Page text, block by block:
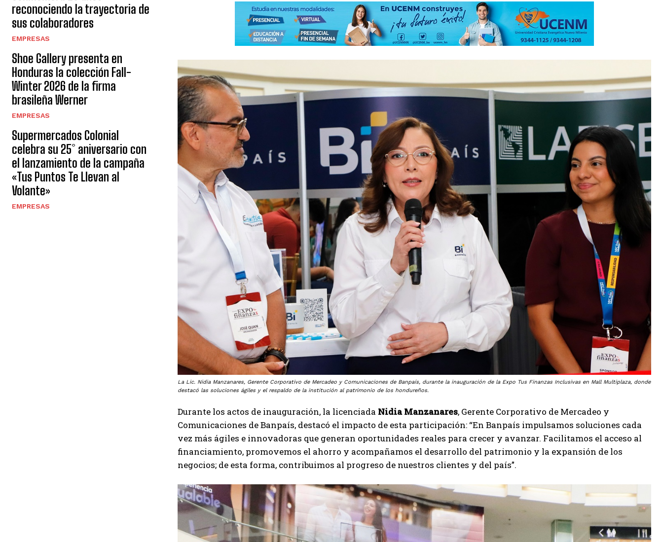
reconociendo la trayectoria de
sus colaboradores
EMPRESAS
Shoe Gallery presenta en
Honduras la colección Fall-
Winter 2026 de la firma
brasileña Werner
EMPRESAS
Supermercados Colonial
celebra su 25° aniversario con
el lanzamiento de la campaña
«Tus Puntos Te Llevan al
Volante»
EMPRESAS
La Lic. Nidia Manzanares, Gerente Corporativo de Mercadeo y Comunicaciones de Banpaís, durante la inauguración de la Expo Tus Finanzas Inclusivas en Mall Multiplaza, donde
destacó las soluciones ágiles y el respaldo de la institución al patrimonio de los hondureños.
Durante los actos de inauguración, la licenciada Nidia Manzanares, Gerente Corporativo de Mercadeo y
Comunicaciones de Banpaís, destacó el impacto de esta participación: “En Banpaís impulsamos soluciones cada
vez más ágiles e innovadoras que generan oportunidades reales para crecer y avanzar. Facilitamos el acceso al
financiamiento, promovemos el ahorro y acompañamos el desarrollo del patrimonio y la expansión de los
negocios; de esta forma, contribuimos al progreso de nuestros clientes y del país”.